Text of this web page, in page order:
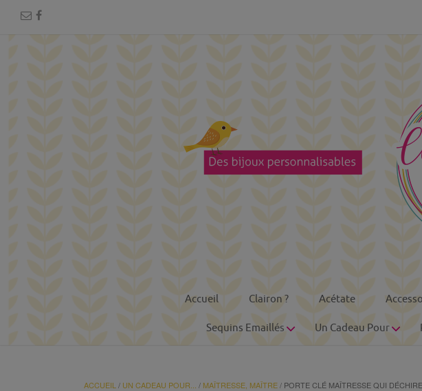
Accueil Clairon ? Acétate
Sequins Emaillés Un Cadeau Pour
ACCUEIL / UN CADEAU POUR... / MAÎTRESSE, MAÎTRE/ PORTE CLÉ MAÎTRESSE QUI